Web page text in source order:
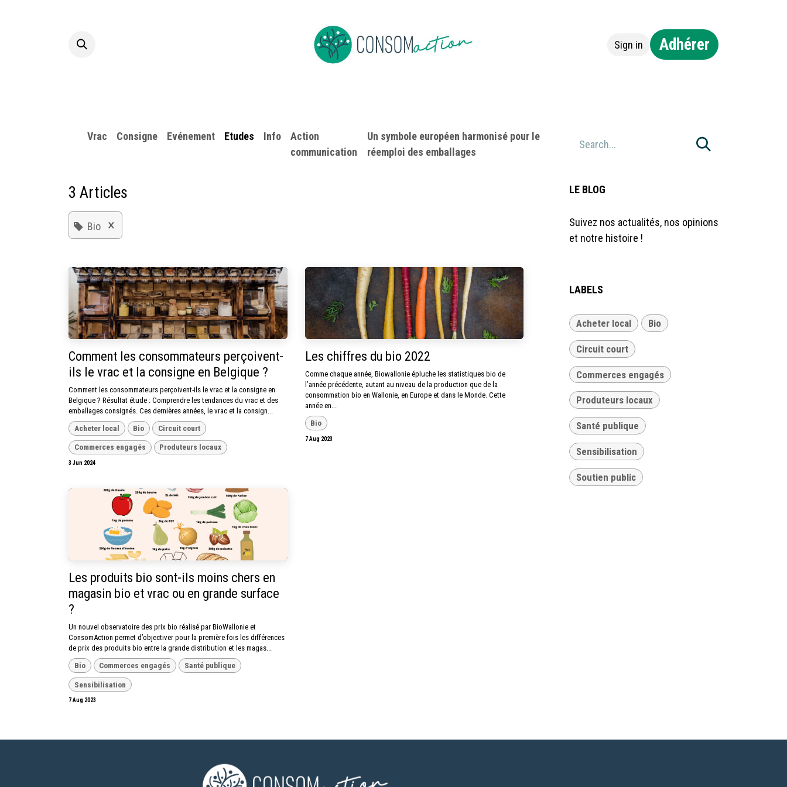
Sign in Adhérer
Vrac Consigne ​Evénement Etudes Info
​Action
communication
Un symbole européen harmonisé pour le
réemploi des emballages
3 Articles
Bio ×
Comment les consommateurs perçoivent-
ils le vrac et la consigne en Belgique ?
Comment les consommateurs perçoivent-ils le vrac et la consigne en
Belgique ? Résultat étude : Comprendre les tendances du vrac et des
emballages consignés. Ces dernières années, le vrac et la consign...
Acheter local Bio Circuit court
Commerces engagés Produteurs locaux
3 Jun 2024
Les chiffres du bio 2022
Comme chaque année, Biowallonie épluche les statistiques bio de
l’année précédente, autant au niveau de la production que de la
consommation bio en Wallonie, en Europe et dans le Monde. Cette
année en...
Bio
7 Aug 2023
Les produits bio sont-ils moins chers en
magasin bio et vrac ou en grande surface
?
Un nouvel observatoire des prix bio réalisé par BioWallonie et
ConsomAction permet d’objectiver pour la première fois les différences
de prix des produits bio entre la grande distribution et les magas...
Bio Commerces engagés Santé publique
Sensibilisation
7 Aug 2023
LE BLOG
Suivez nos actualités, nos opinions
et notre histoire !
LABELS
Acheter local Bio
Circuit court
Commerces engagés
Produteurs locaux
Santé publique
Sensibilisation
Soutien public